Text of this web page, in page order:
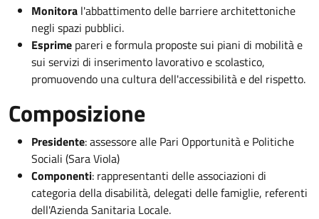
Monitora l'abbattimento delle barriere architettoniche
negli spazi pubblici.
Esprime pareri e formula proposte sui piani di mobilità e
sui servizi di inserimento lavorativo e scolastico,
promuovendo una cultura dell'accessibilità e del rispetto.
Composizione
Presidente: assessore alle Pari Opportunità e Politiche
Sociali (Sara Viola)
Componenti: rappresentanti delle associazioni di
categoria della disabilità, delegati delle famiglie, referenti
dell'Azienda Sanitaria Locale.